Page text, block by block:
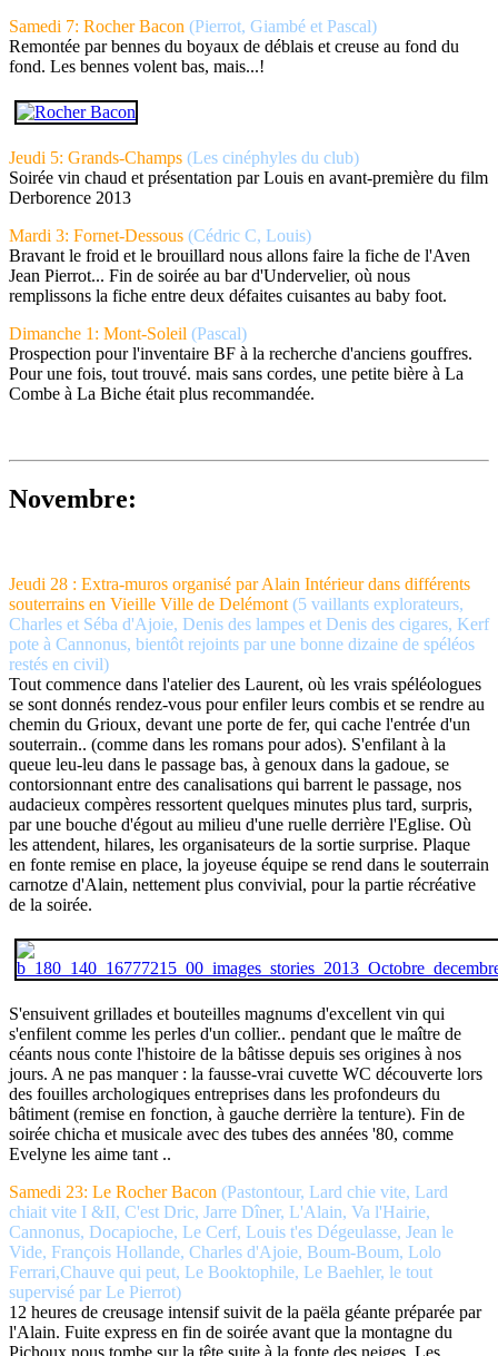
Samedi 7: Rocher Bacon (Pierrot, Giambé et Pascal)
Remontée par bennes du boyaux de déblais et creuse au fond du
fond. Les bennes volent bas, mais...!
Jeudi 5: Grands-Champs (Les cinéphyles du club)
Soirée vin chaud et présentation par Louis en avant-première du film
Derborence 2013
Mardi 3: Fornet-Dessous (Cédric C, Louis)
Bravant le froid et le brouillard nous allons faire la fiche de l'Aven
Jean Pierrot... Fin de soirée au bar d'Undervelier, où nous
remplissons la fiche entre deux défaites cuisantes au baby foot.
Dimanche 1: Mont-Soleil (Pascal)
Prospection pour l'inventaire BF à la recherche d'anciens gouffres.
Pour une fois, tout trouvé. mais sans cordes, une petite bière à La
Combe à La Biche était plus recommandée.
Novembre:
Jeudi 28 : Extra-muros organisé par Alain Intérieur dans différents
souterrains en Vieille Ville de Delémont (5 vaillants explorateurs,
Charles et Séba d'Ajoie, Denis des lampes et Denis des cigares, Kerf
pote à Cannonus, bientôt rejoints par une bonne dizaine de spéléos
restés en civil)
Tout commence dans l'atelier des Laurent, où les vrais spéléologues
se sont donnés rendez-vous pour enfiler leurs combis et se rendre au
chemin du Grioux, devant une porte de fer, qui cache l'entrée d'un
souterrain.. (comme dans les romans pour ados). S'enfilant à la
queue leu-leu dans le passage bas, à genoux dans la gadoue, se
contorsionnant entre des canalisations qui barrent le passage, nos
audacieux compères ressortent quelques minutes plus tard, surpris,
par une bouche d'égout au milieu d'une ruelle derrière l'Eglise. Où
les attendent, hilares, les organisateurs de la sortie surprise. Plaque
en fonte remise en place, la joyeuse équipe se rend dans le souterrain
carnotze d'Alain, nettement plus convivial, pour la partie récréative
de la soirée.
S'ensuivent grillades et bouteilles magnums d'excellent vin qui
s'enfilent comme les perles d'un collier.. pendant que le maître de
céants nous conte l'histoire de la bâtisse depuis ses origines à nos
jours. A ne pas manquer : la fausse-vrai cuvette WC découverte lors
des fouilles archologiques entreprises dans les profondeurs du
bâtiment (remise en fonction, à gauche derrière la tenture). Fin de
soirée chicha et musicale avec des tubes des années '80, comme
Evelyne les aime tant ..
Samedi 23: Le Rocher Bacon (Pastontour, Lard chie vite, Lard
chiait vite I &II, C'est Dric, Jarre Dîner, L'Alain, Va l'Hairie,
Cannonus, Docapioche, Le Cerf, Louis t'es Dégeulasse, Jean le
Vide, François Hollande, Charles d'Ajoie, Boum-Boum, Lolo
Ferrari,Chauve qui peut, Le Booktophile, Le Baehler, le tout
supervisé par Le Pierrot)
12 heures de creusage intensif suivit de la paëla géante préparée par
l'Alain. Fuite express en fin de soirée avant que la montagne du
Pichoux nous tombe sur la tête suite à la fonte des neiges. Les